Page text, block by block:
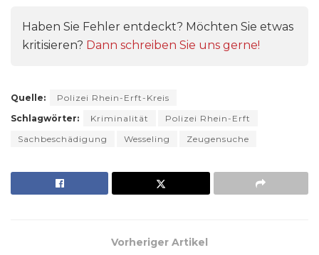
Haben Sie Fehler entdeckt? Möchten Sie etwas
kritisieren? Dann schreiben Sie uns gerne!
Quelle:
Polizei Rhein-Erft-Kreis
Schlagwörter:
Kriminalität
Polizei Rhein-Erft
Sachbeschädigung
Wesseling Zeugensuche
Vorheriger Artikel